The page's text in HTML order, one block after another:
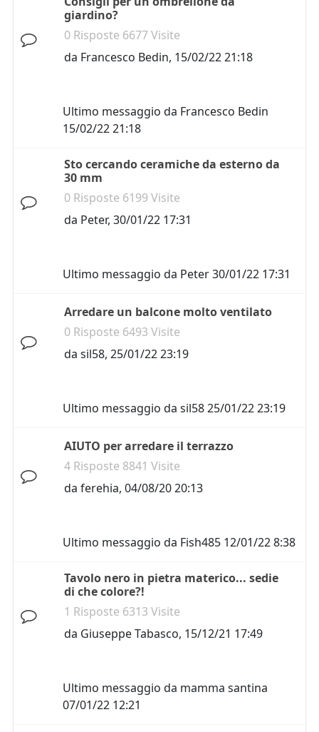
giardino?
0 Risposte 6677 Visite
da Francesco Bedin, 15/02/22 21:18
Ultimo messaggio da Francesco Bedin
15/02/22 21:18
Sto cercando ceramiche da esterno da
30 mm
0 Risposte 6199 Visite
da Peter, 30/01/22 17:31
Ultimo messaggio da Peter30/01/22 17:31
Arredare un balcone molto ventilato
0 Risposte 6493 Visite
da sil58, 25/01/22 23:19
Ultimo messaggio da sil5825/01/22 23:19
AIUTO per arredare il terrazzo
4 Risposte 8841 Visite
da ferehia, 04/08/20 20:13
Ultimo messaggio da Fish485 12/01/22 8:38
Tavolo nero in pietra materico... sedie
di che colore?!
1 Risposte 6313 Visite
da Giuseppe Tabasco, 15/12/21 17:49
Ultimo messaggio da mamma santina
07/01/22 12:21